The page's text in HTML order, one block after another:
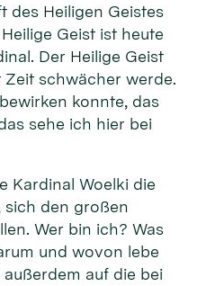
des Heiligen Geistes
Geist ist heute
Der Heilige Geist
Zeit schwächer werde.
konnte, das
sehe ich hier bei
Kardinal Woelki die
sich den großen
Wer bin ich? Was
und wovon lebe
auf die bei